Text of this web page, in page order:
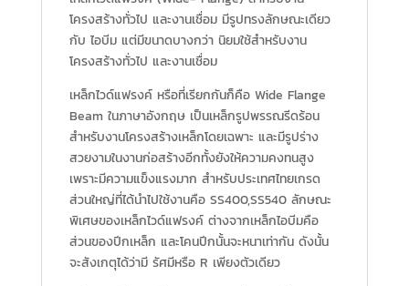
โครงสร้างทั่วไป และงานเชื่อม มีรูปทรงลักษณะเดียว
กับ ไอบีม แต่มีขนาดบางกว่า นิยมใช้สำหรับงาน
โครงสร้างทั่วไป และงานเชื่อม
เหล็กไวด์แฟรงค์ หรือที่เรียกกันก็คือ Wide Flange
Beam ในภาษาอังกฤษ เป็นเหล็กรูปพรรณรีดร้อน
สำหรับงานโครงสร้างเหล็กโดยเฉพาะ และมีรูปร่าง
สวยงามในงานก่อสร้างอีกทั้งยังให้ความคงทนสูง
เพราะมีความแข็งแรงมาก สำหรับประเทศไทยเกรด
ส่วนใหญ่ที่ได้นำไปใช้งานคือ SS400,SS540 ลักษณะ
พิเศษของเหล็กไวด์แฟรงค์ ต่างจากเหล็กไอบีมคือ
ส่วนของปีกเหล็ก และโคนปีกนั้นจะหนาเท่ากัน ดังนั้น
จะสังเกตุได้ว่ามี รัศมีหรือ R เพียงตัวเดียว